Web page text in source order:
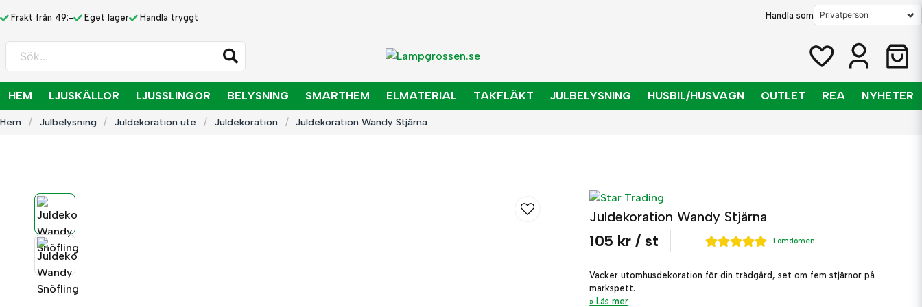
Frakt från 49:- Eget lager Handla tryggt Handla som
Sök...
HEM LJUSKÄLLOR LJUSSLINGOR BELYSNING SMARTHEM ELMATERIAL TAKFLÄKT JULBELYSNING HUSBIL/HUSVAGN OUTLET REA NYHETER
Hem Julbelysning Juldekoration ute Juldekoration Juldekoration Wandy Stjärna
Juldekoration Wandy Stjärna
105 kr / st 1 omdömen
Vacker utomhusdekoration för din trädgård, set om fem stjärnor på
markspett.
Läs mer